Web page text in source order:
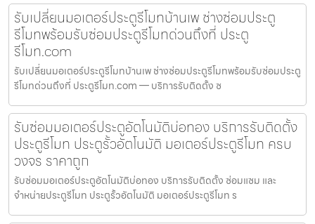
รับเปลี่ยนมอเตอร์ประตูรีโมทบ้านเพ ช่างซ่อมประตู
รีโมทพร้อมรับซ่อมประตูรีโมทด่วนถึงที่ ประตู
รีโมท.com
รับเปลี่ยนมอเตอร์ประตูรีโมทบ้านเพ ช่างซ่อมประตูรีโมทพร้อมรับซ่อมประตู
รีโมทด่วนถึงที่ ประตูรีโมท.com — บริการรับติดตั้ง ซ
รับซ่อมมอเตอร์ประตูอัตโนมัติบ่อทอง บริการรับติดตั้ง
ประตูรีโมท ประตูรั้วอัตโนมัติ มอเตอร์ประตูรีโมท ครบ
วงจร ราคาถูก
รับซ่อมมอเตอร์ประตูอัตโนมัติบ่อทอง บริการรับติดตั้ง ซ่อมแซม และ
จำหน่ายประตูรีโมท ประตูรั้วอัตโนมัติ มอเตอร์ประตูรีโมท ร